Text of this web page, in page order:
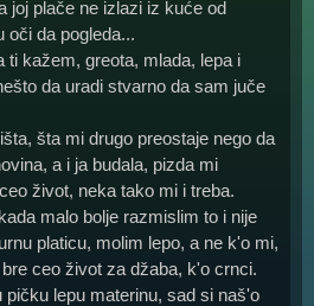
joj plače ne izlazi iz kuće od
oči da pogleda...
ti kažem, greota, mlada, lepa i
da uradi stvarno da sam juče
šta mi drugo preostaje nego da
a i ja budala, pizda mi
život, neka tako mi i treba.
malo bolje razmislim to i nije
platicu, molim lepo, a ne k'o mi,
ceo život za džaba, k'o crnci.
lepu materinu, sad si naš'o